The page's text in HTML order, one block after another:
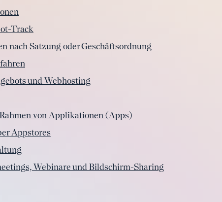
Track
nach Satzung oder Geschäftsordnung
und Webhosting
von Applikationen (Apps)
Appstores
Webinare und Bildschirm-Sharing